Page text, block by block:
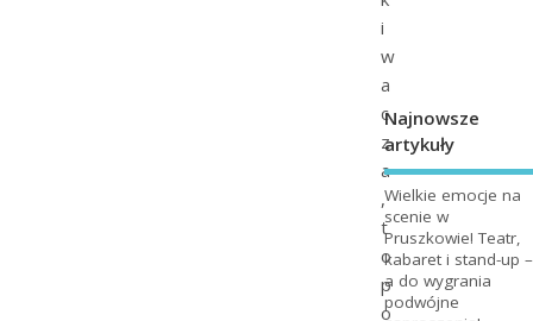
i
w
a
c
z
a
,
t
o
p
o
Najnowsze
artykuły
Wielkie emocje na
scenie w
Pruszkowie! Teatr,
kabaret i stand-up –
a do wygrania
podwójne